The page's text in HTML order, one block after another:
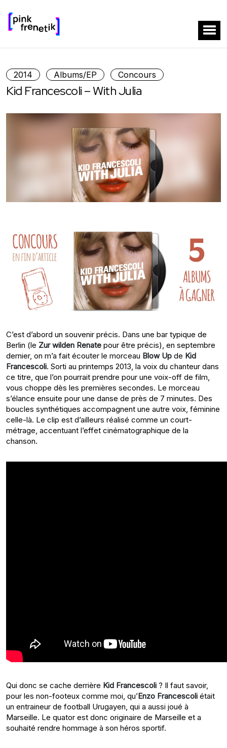
2014 Albums/EP Concours
Kid Francescoli – With Julia
C’est d’abord un souvenir précis. Dans une bar typique de
Berlin (le Zur wilden Renate pour être précis), en septembre
dernier, on m’a fait écouter le morceau Blow Up de Kid
Francescoli. Sorti au printemps 2013, la voix du chanteur dans
ce titre, que l’on pourrait prendre pour une voix-off de film,
vous choppe dès les premières secondes. Le morceau
s’élance ensuite pour une danse de près de 7 minutes. Des
boucles synthétiques accompagnent une autre voix, féminine
celle-là. Le clip est d’ailleurs réalisé comme un court-
métrage, accentuant l’effet cinématographique de la
chanson.
Qui donc se cache derrière Kid Francescoli ? Il faut savoir,
pour les non-footeux comme moi, qu’Enzo Francescoli était
un entraineur de football Urugayen, qui a aussi joué à
Marseille. Le quator est donc originaire de Marseille et a
souhaité rendre hommage à son héros sportif.